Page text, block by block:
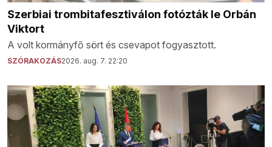
Szerbiai trombitafesztiválon fotózták le Orbán
Viktort
A volt kormányfő sört és csevapot fogyasztott.
SZÓRAKOZÁS2026. aug. 7. 22:20